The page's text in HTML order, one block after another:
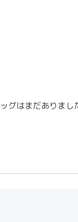
グはまだありまし